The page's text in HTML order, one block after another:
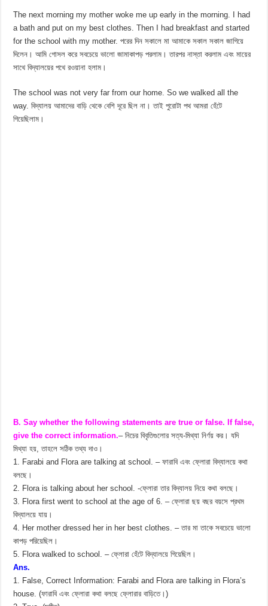
The next morning my mother woke me up early in the morning. I had
a bath and put on my best clothes. Then I had breakfast and started
for the school with my mother. পরের দিন সকালে মা আমাকে সকাল সকাল জাগিয়ে
দিলেন। আমি গোসল করে সবচেয়ে ভালো জামাকাপড় পরলাম। তারপর নাস্তা করলাম এবং মায়ের
সাথে বিদ্যালয়ের পথে রওয়ানা হলাম।
The school was not very far from our home. So we walked all the
way. বিদ্যালয় আমাদের বাড়ি থেকে বেশি দূরে ছিল না। তাই পুরোটা পথ আমরা হেঁটে
গিয়েছিলাম।
B. Say whether the following statements are true or false. If false,
give the correct information.– নিচের বিবৃতিগুলোর সত্য-মিথ্যা নির্ণয় কর। যদি
মিথ্যা হয়, তাহলে সঠিক তথ্য দাও।
1. Farabi and Flora are talking at school. – ফারাবি এবং ফ্লোরা বিদ্যালয়ে কথা
বলছে।
2. Flora is talking about her school. -ফ্লোরা তার বিদ্যালয় নিয়ে কথা বলছে।
3. Flora first went to school at the age of 6. – ফ্লোরা ছয় বছর বয়সে প্রথম
বিদ্যালয়ে যায়।
4. Her mother dressed her in her best clothes. – তার মা তাকে সবচেয়ে ভালো
কাপড় পরিয়েছিল।
5. Flora walked to school. – ফ্লোরা হেঁটে বিদ্যালয়ে গিয়েছিল।
Ans.
1. False, Correct Information: Farabi and Flora are talking in Flora’s
house. (ফারাবি এবং ফ্লোরা কথা বলছে ফ্লোরার বাড়িতে।)